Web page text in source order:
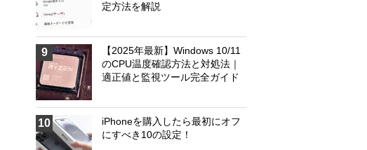
定方法を解説
9
【2025年最新】Windows 10/11
のCPU温度確認方法と対処法｜
適正値と監視ツール完全ガイド
10
iPhoneを購入したら最初にオフ
にすべき10の設定！